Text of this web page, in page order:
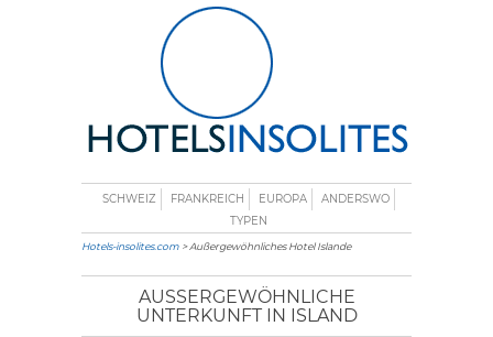
SCHWEIZ FRANKREICH EUROPA
ANDERSWO
TYPEN
Hotels-insolites.com > Außergewöhnliches Hotel Islande
AUSSERGEWÖHNLICHE U
NTERKUNFT IN ISLAND